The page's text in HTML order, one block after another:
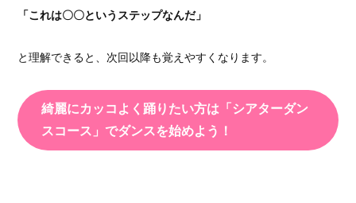
「これは〇〇というステップなんだ」
と理解できると、次回以降も覚えやすくなります。
綺麗にカッコよく踊りたい方は「シアターダン
スコース」でダンスを始めよう！